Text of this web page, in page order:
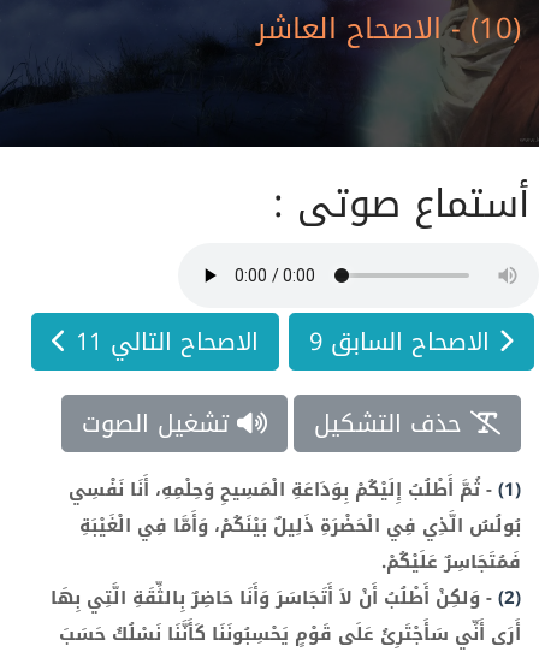
(10) - الاصحاح العاشر
أستماع صوتى :
الاصحاح السابق 9
الاصحاح التالي 11
حذف التشكيل
تشغيل الصوت
(1)
-ثُمَّ أَطْلُبُ إِلَيْكُمْ بِوَدَاعَةِ الْمَسِيحِ وَحِلْمِهِ، أَنَا نَفْسِي
بُولُسُ الَّذِي فِي الْحَضْرَةِ ذَلِيلٌ بَيْنَكُمْ، وَأَمَّا فِي الْغَيْبَةِ
فَمُتَجَاسِرٌ عَلَيْكُمْ.
(2)
- وَلكِنْ أَطْلُبُ أَنْ لاَ أَتَجَاسَرَ وَأَنَا حَاضِرٌ بِالثِّقَةِ الَّتِي بِهَا
أَرَى أَنِّي سَأَجْتَرِئُ عَلَى قَوْمٍ يَحْسِبُونَنَا كَأَنَّنَا نَسْلُكُ حَسَبَ